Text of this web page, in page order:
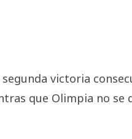
victoria
que Olimpia no se